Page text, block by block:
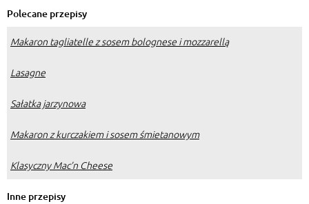
Polecane przepisy
Makaron tagliatelle z sosem bolognese i mozzarellą
Lasagne
Sałatka jarzynowa
Makaron z kurczakiem i sosem śmietanowym
Klasyczny Mac’n Cheese
Inne przepisy